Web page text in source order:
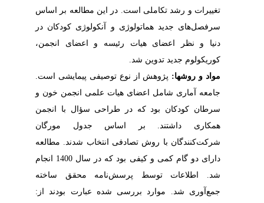
تغییرات و رشد تکاملی است. در این مطالعه بر اساس
سرفصل‌های جدید هماتولوژی و آنکولوژی کودکان در
دنیا و
نظر اعضای هیات رئیسه و اعضای انجمن،
کوریکولوم جدید تدوین شد.
مواد و روش­ها: پژوهش از نوع توصیفی پیمایشی است.
جامعه آماری شامل اعضای هیات علمی انجمن خون و
سرطان کودکان بود که در طراحی سؤال با انجمن
همکاری داشتند.
بر اساس جدول مورگان
شرکت‌کنندگان با روش تصادفی انتخاب شدند. مطالعه
دارای دو گام کمی و کیفی بود که در سال 1400 انجام
شد. اطلاعات توسط پرسش‌نامه محقق ساخته
جمع‌آوری شد. موارد بررسی شده عبارت بودند از: